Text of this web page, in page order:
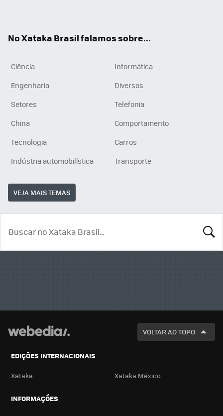
No Xataka Brasil falamos sobre...
Ciência
Informática
Engenharia
Diversos
Setores
Telefonia
China
Comportamento
Tecnologia
Carros
Indústria automobilística
Transporte
VEJA MAIS TEMAS
VOLTAR AO TOPO
EDIÇÕES INTERNACIONAIS
Xataka Xataka México
INFORMAÇÕES